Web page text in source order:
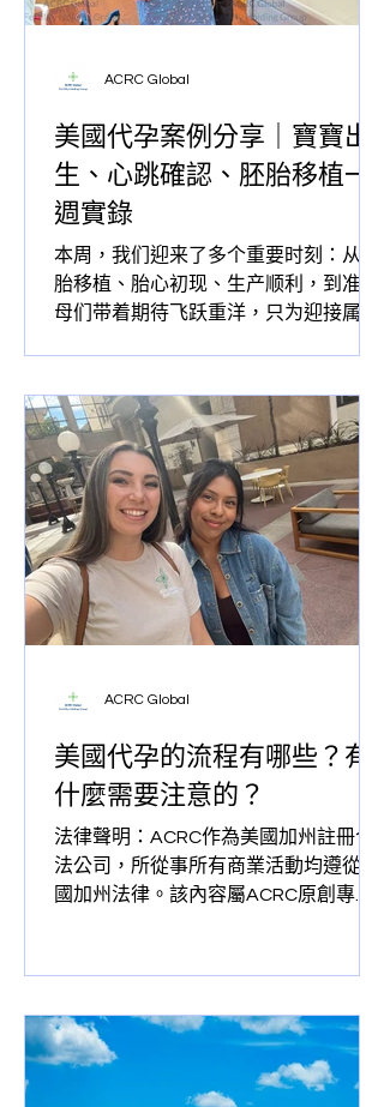
美國代孕案例分享｜寶寶出
生、心跳確認、胚胎移植一
週實錄
本周，我们迎来了多个重要时刻：从胚
胎移植、胎心初现、生产顺利，到准父
母们带着期待飞跃重洋，只为迎接属于
幸福未来。
ACRC Global
美國代孕的流程有哪些？有
什麼需要注意的？
法律聲明：ACRC作為美國加州註冊合
法公司，所從事所有商業活動均遵從美
國加州法律。該內容屬ACRC原創專屬
的。 在過去的20年裡隨著科技的發展和
性和多元化家庭來說擁有一個自己的健
康可愛的寶寶是每個人的期盼。代孕輔
助科技輔助生育技術中的一種，更是人
ACRC Global